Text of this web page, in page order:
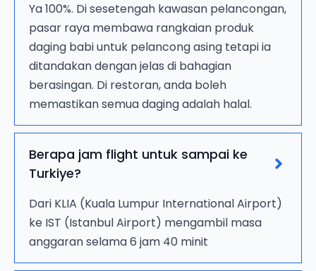
Ya 100%. Di sesetengah kawasan pelancongan,
pasar raya membawa rangkaian produk
daging babi untuk pelancong asing tetapi ia
ditandakan dengan jelas di bahagian
berasingan. Di restoran, anda boleh
memastikan semua daging adalah halal.
Berapa jam flight untuk sampai ke
Turkiye?
Dari KLIA (Kuala Lumpur International Airport)
ke IST (Istanbul Airport) mengambil masa
anggaran selama 6 jam 40 minit